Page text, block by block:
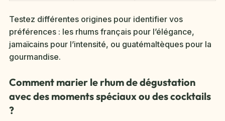
Testez différentes origines pour identifier vos
préférences : les rhums français pour l’élégance,
jamaïcains pour l’intensité, ou guatémaltèques pour la
gourmandise.
Comment marier le rhum de dégustation
avec des moments spéciaux ou des cocktails
?